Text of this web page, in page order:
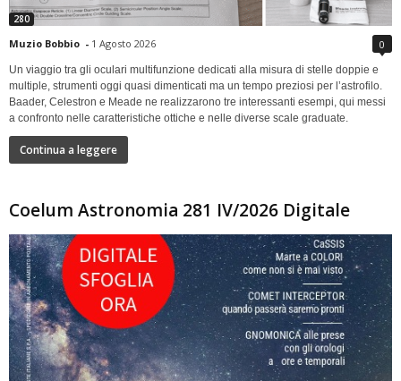
280
Muzio Bobbio - 1 Agosto 2026 0
Un viaggio tra gli oculari multifunzione dedicati alla misura di stelle doppie e
multiple, strumenti oggi quasi dimenticati ma un tempo preziosi per l’astrofilo.
Baader, Celestron e Meade ne realizzarono tre interessanti esempi, qui messi
a confronto nelle caratteristiche ottiche e nelle diverse scale graduate.
Continua a leggere
Coelum Astronomia 281 IV/2026 Digitale